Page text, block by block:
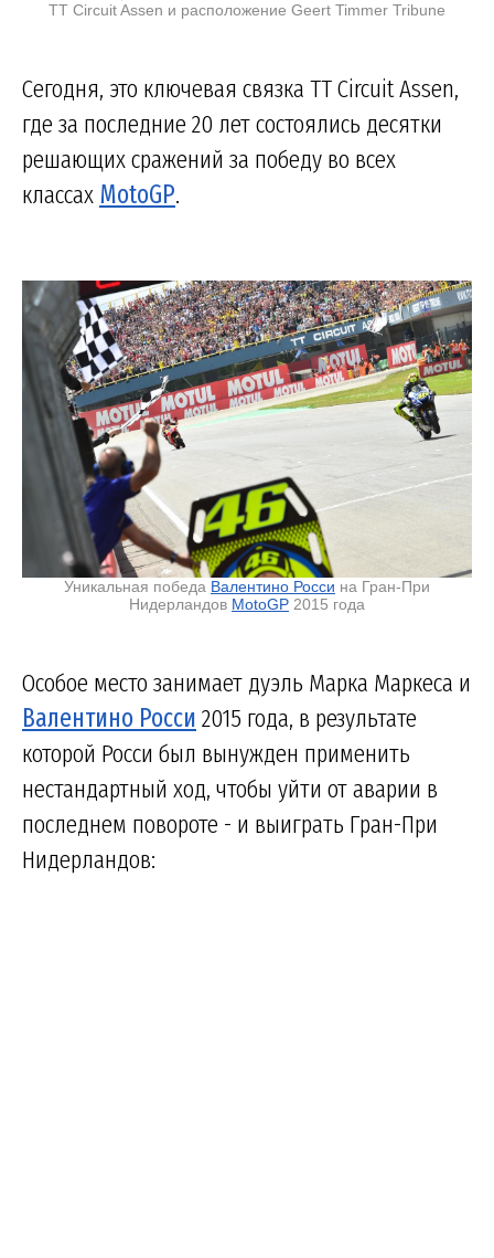
TT Circuit Assen и расположение Geert Timmer Tribune
Сегодня, это ключевая связка TT Circuit Assen,
где за последние 20 лет состоялись десятки
решающих сражений за победу во всех
классах MotoGP.
Уникальная победа Валентино Росси на Гран-При
Нидерландов MotoGP 2015 года
Особое место занимает дуэль Марка Маркеса и
Валентино Росси 2015 года, в результате
которой Росси был вынужден применить
нестандартный ход, чтобы уйти от аварии в
последнем повороте - и выиграть Гран-При
Нидерландов: